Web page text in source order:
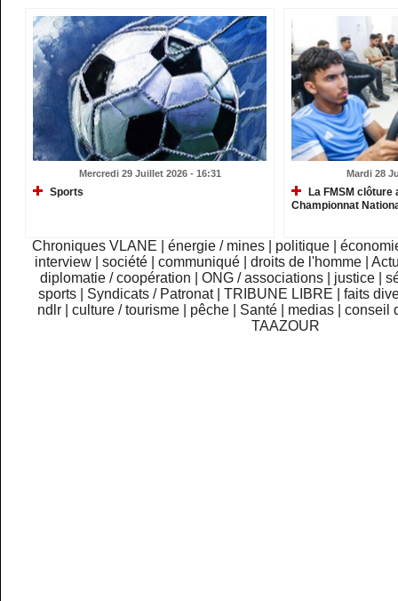
Mercredi 29 Juillet 2026 - 16:31
Sports
Mardi 28
La FMSM clôture
Championnat
Chroniques VLANE énergie / mines politique
interview
|société |communiqué |droits de l'homme |
diplomatie / coopération
ONG / associations justice
sports
Syndicats / Patronat TRIBUNE LIBRE
faits
ndlr
|culture / tourisme pêche Santé medias |conseil
TAAZOUR